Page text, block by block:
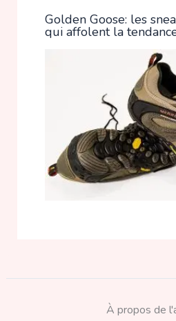
Golden Goose: les
qui affolent la
À propos de